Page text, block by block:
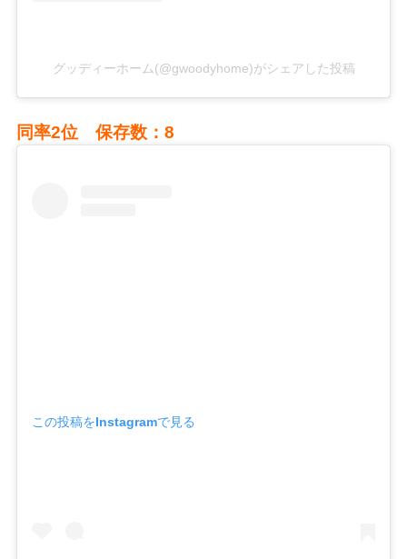
グッディーホーム(@gwoodyhome)がシェアした投稿
同率2位 保存数：8
この投稿をInstagramで見る